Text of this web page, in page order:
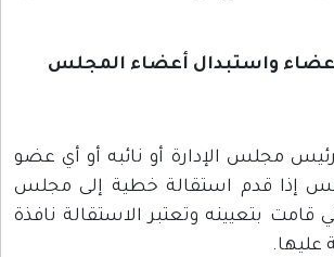
واستبدال أعضاء المجلس
مجلس الإدارة أو نائبه أو أي عضو
إذا قدم استقالة خطية إلى مجلس
قامت بتعيينه وتعتبر الاستقالة نافذة
عليها.